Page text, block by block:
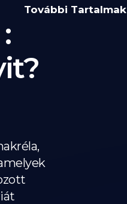
További Tartalmak